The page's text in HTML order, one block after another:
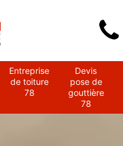
Entreprise
de toiture
78
Devis
pose de
gouttière
78